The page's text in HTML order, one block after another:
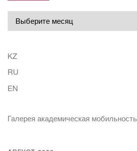
KZ
RU
EN
Галерея академическая мобильность